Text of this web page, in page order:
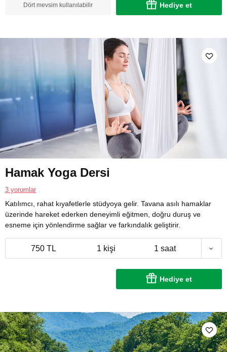
Dört mevsim kullanılabilir Hediye et
Hamak Yoga Dersi
3 yorumlar
Katılımcı, rahat kıyafetlerle stüdyoya gelir. Tavana asılı hamaklar
üzerinde hareket ederken deneyimli eğitmen, doğru duruş ve
esneme için yönlendirme sağlar ve farkındalık geliştirir.
750 TL 1 kişi 1 saat
Hediye et